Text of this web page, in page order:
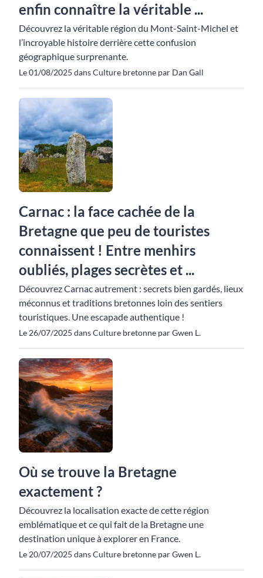
enfin connaître la véritable ...
Découvrez la véritable région du Mont-Saint-Michel et
l’incroyable histoire derrière cette confusion
géographique surprenante.
Le 01/08/2025 dans Culture bretonne par Dan Gall
Carnac : la face cachée de la
Bretagne que peu de touristes
connaissent ! Entre menhirs
oubliés, plages secrètes et ...
Découvrez Carnac autrement : secrets bien gardés, lieux
méconnus et traditions bretonnes loin des sentiers
touristiques. Une escapade authentique !
Le 26/07/2025 dans Culture bretonne par Gwen L.
Où se trouve la Bretagne
exactement ?
Découvrez la localisation exacte de cette région
emblématique et ce qui fait de la Bretagne une
destination unique à explorer en France.
Le 20/07/2025 dans Culture bretonne par Gwen L.